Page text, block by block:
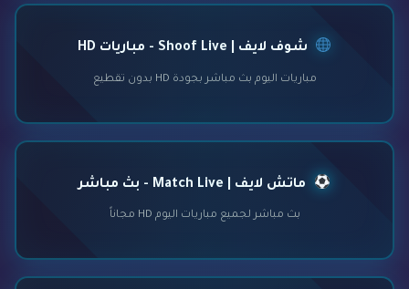
شوف لايف | Shoof Live - مباريات HD
مباريات اليوم بث مباشر بجودة HD بدون تقطيع
ماتش لايف | Match Live - بث مباشر
بث مباشر لجميع مباريات اليوم HD مجاناً